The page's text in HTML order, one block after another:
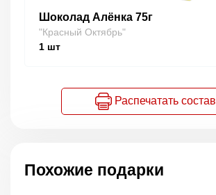
Шоколад Алёнка 75г
"Красный Октябрь"
1 шт
Распечатать состав
Похожие подарки